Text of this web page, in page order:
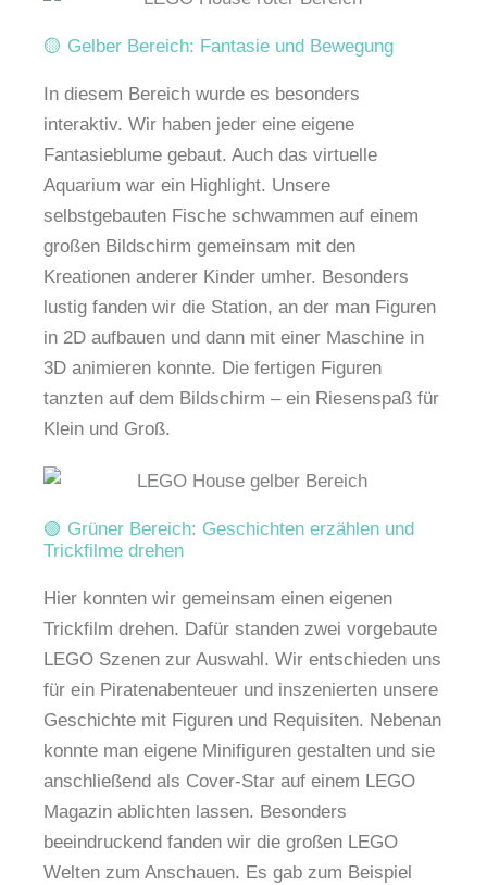
🟡 Gelber Bereich: Fantasie und Bewegung
In diesem Bereich wurde es besonders
interaktiv. Wir haben jeder eine eigene
Fantasieblume gebaut. Auch das virtuelle
Aquarium war ein Highlight. Unsere
selbstgebauten Fische schwammen auf einem
großen Bildschirm gemeinsam mit den
Kreationen anderer Kinder umher. Besonders
lustig fanden wir die Station, an der man Figuren
in 2D aufbauen und dann mit einer Maschine in
3D animieren konnte. Die fertigen Figuren
tanzten auf dem Bildschirm – ein Riesenspaß für
Klein und Groß.
🟢 Grüner Bereich: Geschichten erzählen und
Trickfilme drehen
Hier konnten wir gemeinsam einen eigenen
Trickfilm drehen. Dafür standen zwei vorgebaute
LEGO Szenen zur Auswahl. Wir entschieden uns
für ein Piratenabenteuer und inszenierten unsere
Geschichte mit Figuren und Requisiten. Nebenan
konnte man eigene Minifiguren gestalten und sie
anschließend als Cover-Star auf einem LEGO
Magazin ablichten lassen. Besonders
beeindruckend fanden wir die großen LEGO
Welten zum Anschauen. Es gab zum Beispiel